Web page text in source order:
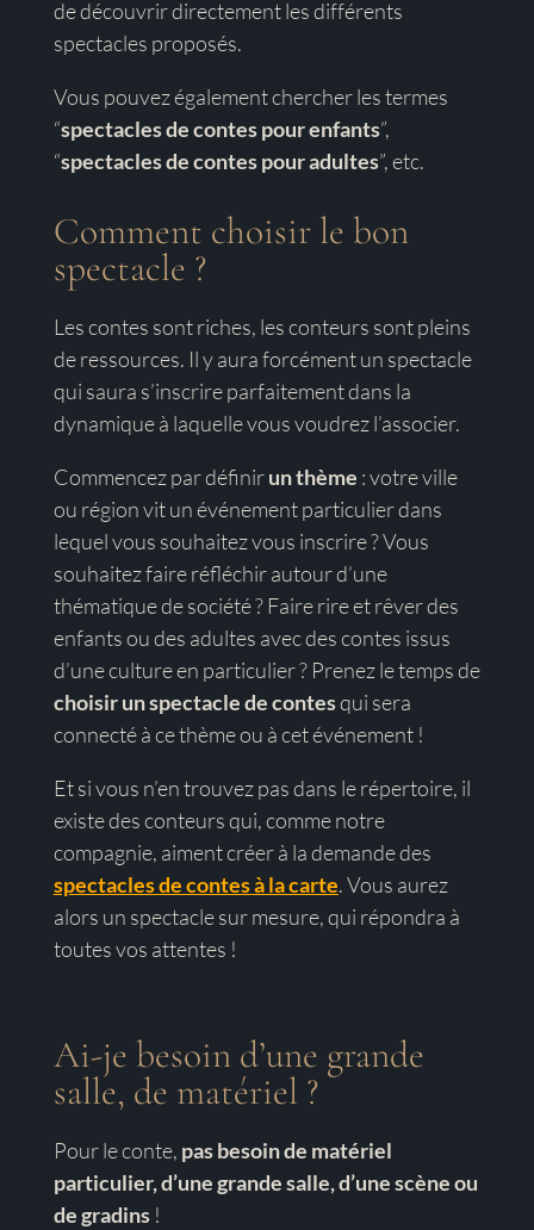
de découvrir directement les différents
spectacles proposés.
Vous pouvez également chercher les termes
“spectacles de contes pour enfants”,
“spectacles de contes pour adultes”, etc.
Comment choisir le bon
spectacle ?
Les contes sont riches, les conteurs sont pleins
de ressources. Il y aura forcément un spectacle
qui saura s’inscrire parfaitement dans la
dynamique à laquelle vous voudrez l’associer.
Commencez par définirun thème : votre ville
ou région vit un événement particulier dans
lequel vous souhaitez vous inscrire ? Vous
souhaitez faire réfléchir autour d’une
thématique de société ? Faire rire et rêver des
enfants ou des adultes avec des contes issus
d’une culture en particulier ? Prenez le temps de
choisir un spectacle de contesqui sera
connecté à ce thème ou à cet événement !
Et si vous n’en trouvez pas dans le répertoire, il
existe des conteurs qui, comme notre
compagnie, aiment créer à la demande des
spectacles de contes à la carte. Vous aurez
alors un spectacle sur mesure, qui répondra à
toutes vos attentes !
Ai-je besoin d’une grande
salle, de matériel ?
Pour le conte, pas besoin de matériel
particulier, d’une grande salle, d’une scène ou
de gradins!